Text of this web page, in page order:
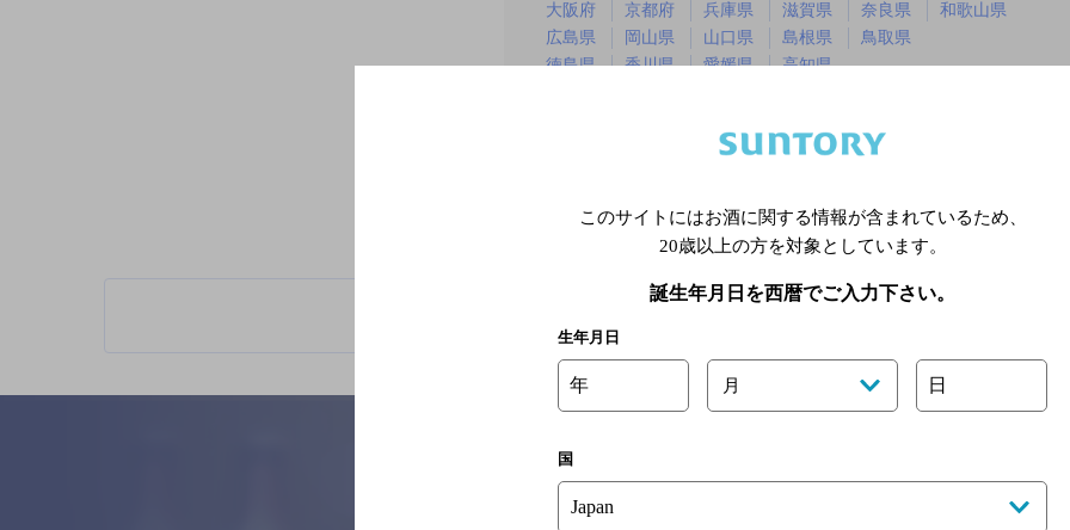
大阪府
京都府 兵庫県 滋賀県 奈良県
和歌山県
広島県
岡山県 山口県 島根県
鳥取県
徳島県
香川県 愛媛県
高知県
※店舗によりハイボール取り扱い銘
このサイトにはお酒に関する情報が含まれているため、
20歳以上の方を対象としています。
誕生年月日を西暦でご入力下さい。
生年月日
年 月 日
国